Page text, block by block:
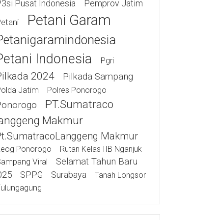
Pusat Indonesia
Pemprov Jatim
Petani Garam
Indonesia Pgri
2024 Pilkada Sampang
Jatim Polres Ponorogo
PT.Sumatraco
Makmur
Makmur
Ponorogo Rutan Kelas IIB Nganjuk
Viral
Selamat Tahun Baru
SPPG Surabaya Tanah Longsor